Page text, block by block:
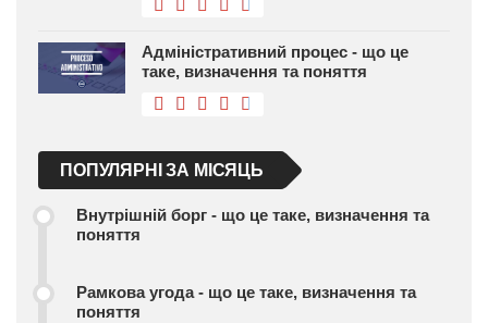
Адміністративний процес - що це
таке, визначення та поняття
ПОПУЛЯРНІ ЗА МІСЯЦЬ
Внутрішній борг - що це таке, визначення та
поняття
Рамкова угода - що це таке, визначення та
поняття